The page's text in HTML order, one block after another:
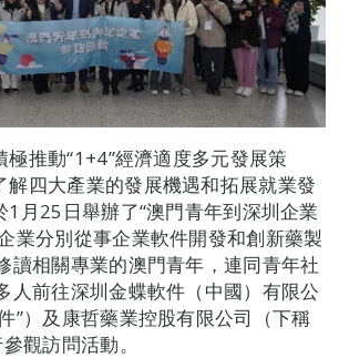
推動“1+4”經濟適度多元發展策
解四大產業的發展機遇和拓展就業發
1月25日舉辦了“澳門青年到深圳企業
業分別從事企業軟件開發和創新藥製
讀相關專業的澳門青年，連同青年社
人前往深圳金蝶軟件（中國）有限公
”）及康哲藥業控股有限公司（下稱
觀訪問活動。